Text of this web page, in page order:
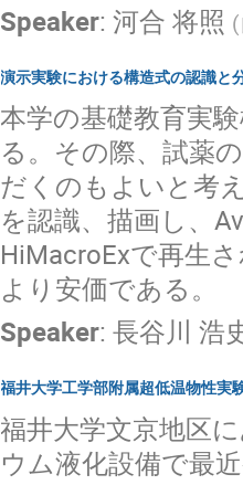
Speaker:河合 将照 (
演示実験における構造式の認識と
本学の基礎教育実
る。その際、試薬
だくのもよいと考
を認識、描画し、
HiMacroExで再生
より安価である。
Speaker:長谷川 浩
福井大学工学部附属超低温物性実
福井大学文京地区
ウム液化設備で最